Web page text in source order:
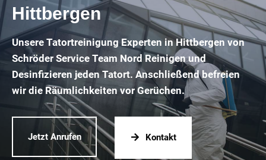
Hittbergen
Unsere Tatortreinigung Experten in Hittbergen von
Schröder Service Team Nord Reinigen und
Desinfizieren jeden Tatort. Anschließend befreien
wir die Räumlichkeiten vor Gerüchen.
Jetzt Anrufen Kontakt